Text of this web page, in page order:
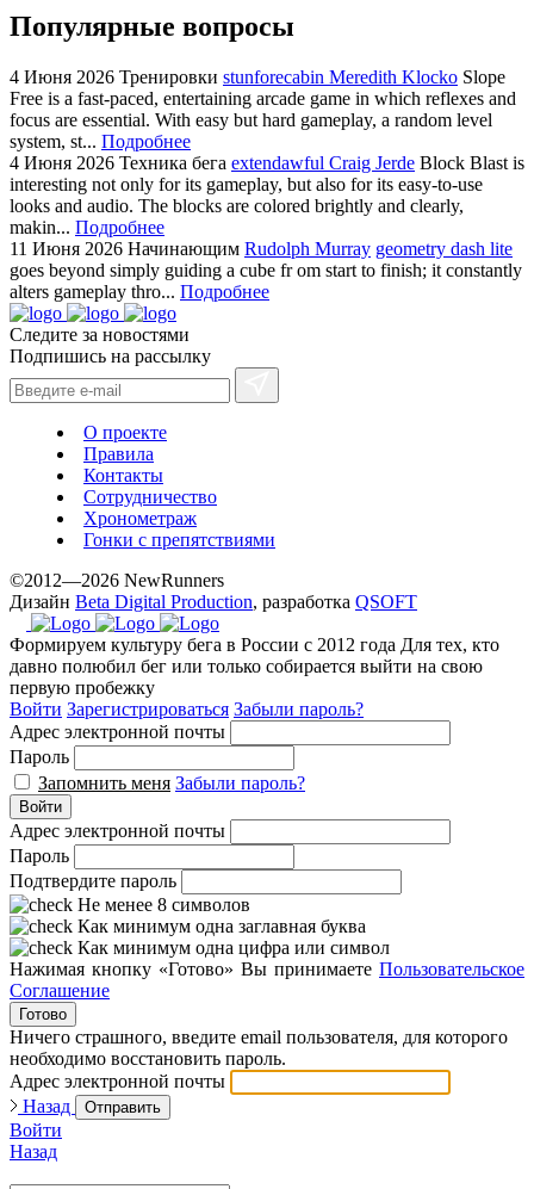
Популярные вопросы
4 Июня 2026 Тренировки stunforecabin Meredith Klocko Slope
Free is a fast-paced, entertaining arcade game in which reflexes and
focus are essential. With easy but hard gameplay, a random level
system, st... Подробнее
4 Июня 2026 Техника бега extendawful Craig Jerde Block Blast is
interesting not only for its gameplay, but also for its easy-to-use
looks and audio. The blocks are colored brightly and clearly,
makin... Подробнее
11 Июня 2026 Начинающим Rudolph Murray geometry dash lite
goes beyond simply guiding a cube fr om start to finish; it constantly
alters gameplay thro... Подробнее
Следите за новостями
Подпишись на рассылку
О проекте
Правила
Контакты
Сотрудничество
Хронометраж
Гонки с препятствиями
©2012—2026 NewRunners
Дизайн Beta Digital Production, разработка QSOFT
Формируем культуру бега в России с 2012 года Для тех, кто
давно полюбил бег или только собирается выйти на свою
первую пробежку
Войти Зарегистрироваться Забыли пароль?
Адрес электронной почты
Пароль
Запомнить меня Забыли пароль?
Войти
Адрес электронной почты
Пароль
Подтвердите пароль
Не менее 8 символов
Как минимум одна заглавная буква
Как минимум одна цифра или символ
Нажимая кнопку «Готово» Вы принимаете Пользовательское
Соглашение
Готово
Ничего страшного, введите email пользователя, для которого
необходимо восстановить пароль.
Адрес электронной почты
Назад
Отправить
Войти
Назад